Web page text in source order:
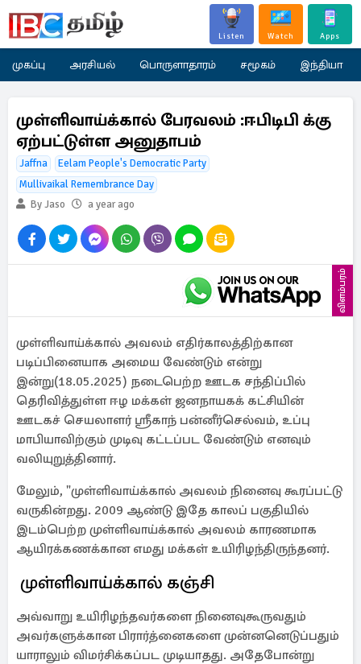
Listen Watch Apps
முகப்பு அரசியல் பொருளாதாரம் சமூகம் இந்தியா
முள்ளிவாய்க்கால் பேரவலம் :ஈபிடிபி க்கு
ஏற்பட்டுள்ள அனுதாபம்
Jaffna
Eelam People's Democratic Party
Mullivaikal Remembrance Day
By Jaso
a year ago
விளம்பரம்
முள்ளிவாய்க்கால் அவலம் எதிர்காலத்திற்கான
படிப்பினையாக அமைய வேண்டும் என்று
இன்று(18.05.2025) நடைபெற்ற ஊடக சந்திப்பில்
தெரிவித்துள்ள ஈழ மக்கள் ஜனநாயகக் கட்சியின்
ஊடகச் செயலாளர் ஸ்ரீகாந் பன்னீர்செல்வம், உப்பு
மாபியாவிற்கும் முடிவு கட்டப்பட வேண்டும் எனவும்
வலியுறுத்தினார்.
மேலும், "முள்ளிவாய்க்கால் அவலம் நினைவு கூரப்பட்டு
வருகின்றது. 2009 ஆண்டு இதே காலப் பகுதியில்
இடம்பெற்ற முள்ளிவாய்க்கால் அவலம் காரணமாக
ஆயிரக்கணக்கான எமது மக்கள் உயிரிழந்திருந்தனர்.
முள்ளிவாய்க்கால் கஞ்சி
அவ்வாறு உயிரிழந்தவர்களை நினைவுகூருவதும்
அவர்களுக்கான பிரார்த்னைகளை முன்னனெடுப்பதும்
யாராலும் விமர்சிக்கப்பட முடியாதது. அதேபோன்று